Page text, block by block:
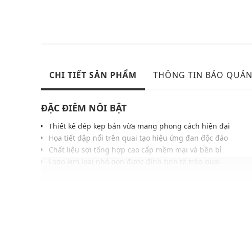
CHI TIẾT SẢN PHẨM THÔNG TIN BẢO QUẢN
ĐẶC ĐIỂM NỔI BẬT
Thiết kế dép kẹp bản vừa mang phong cách hiện đại
Họa tiết dập nổi trên quai tạo hiệu ứng đan độc đáo
Chất liệu sợi tổng hợp cao cấp mềm mại và bền bỉ